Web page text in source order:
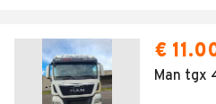
€
Man tgx